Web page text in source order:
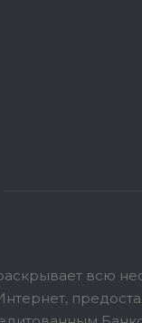
всю